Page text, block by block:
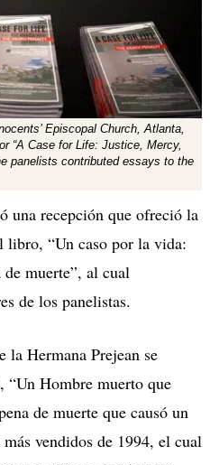
Episcopal Church, Atlanta,
“A Case for Life: Justice, Mercy,
panelists contributed essays to the
una recepción que ofreció la
libro, “Un caso por la vida:
muerte”, al cual
de los panelistas.
la Hermana Prejean se
“Un Hombre muerto que
de muerte que causó un
vendidos de 1994, el cual